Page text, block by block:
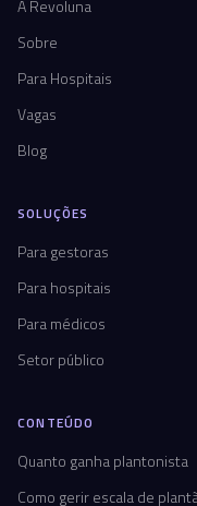
A Revoluna
Sobre
Para Hospitais
Vagas
Blog
SOLUÇÕES
Para gestoras
Para hospitais
Para médicos
Setor público
CONTEÚDO
Quanto ganha plantonista
Como gerir escala de